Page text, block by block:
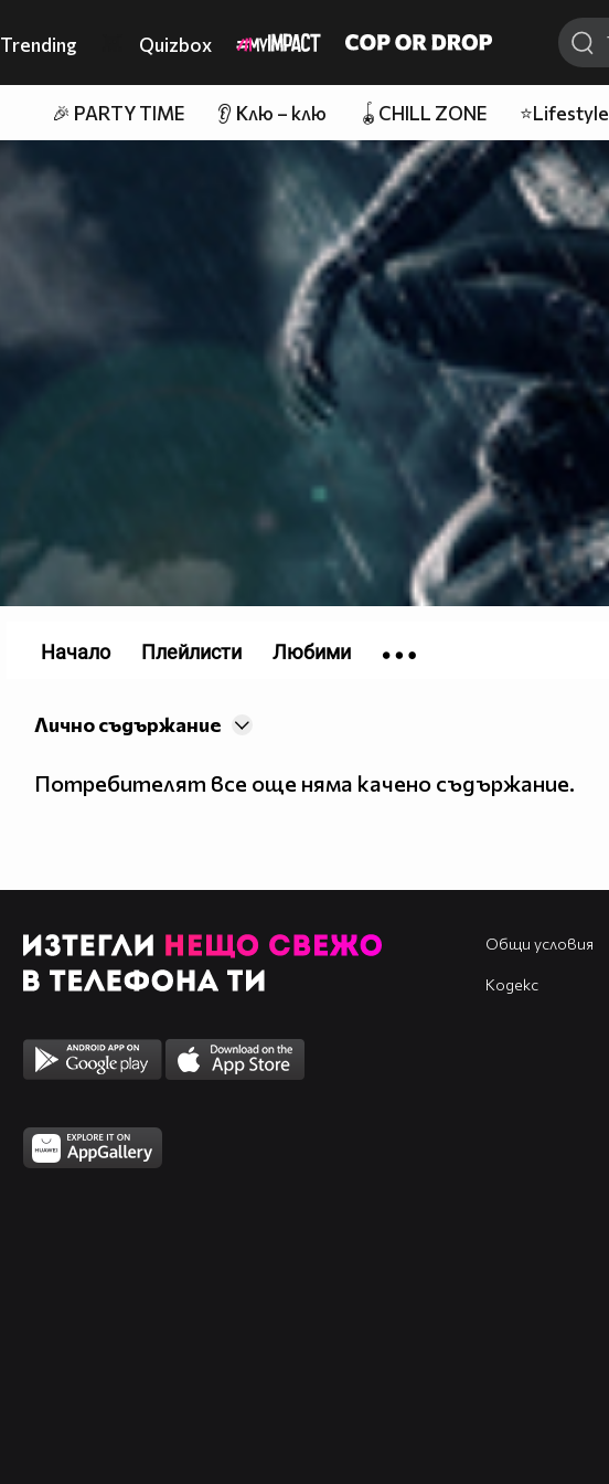
Trending Quizbox
🎉 PARTY TIME 👂 Клю – клю 🪀CHILL ZONE ⭐Lifestyle
Лично съдържание
Потребителят все още няма качено съдържание.
Начало Плейлисти Любими
Общи условия
Кодекс